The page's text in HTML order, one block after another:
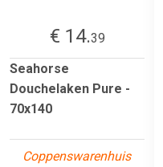
€ 14.39
Seahorse
Douchelaken Pure -
70x140
Coppenswarenhuis